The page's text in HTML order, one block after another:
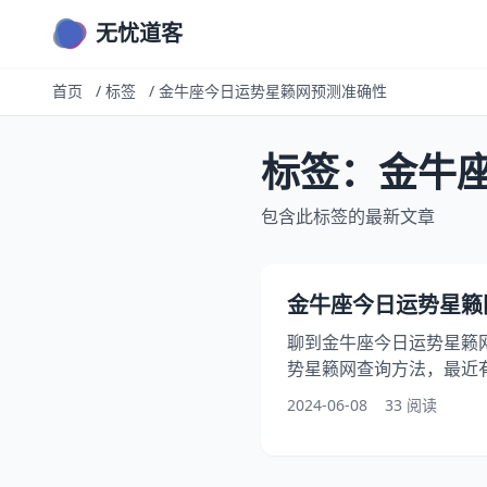
无忧道客
首页 / 标签 / 金牛座今日运势星籁网预测准确性
标签：金牛
包含此标签的最新文章
金牛座今日运势星
聊到金牛座今日运势星籁
势星籁网查询方法，最近
籁网特点分析，此外，还
籁网影响因素，在这篇
2024-06-08 33 阅读